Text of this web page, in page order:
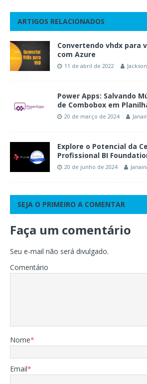
ARTIGOS RELACIONADOS
Convertendo vhdx para
com Azure
11 de abril de 2022
Power Apps: Salvando
de Combobox em
20 de março de 2024
Explore o Potencial da
Profissional BI
20 de junho de 2024
SEJA O PRIMEIRO A COMENTAR
Faça um comentário
Seu e-mail não será divulgado.
Comentário
Nome*
Email*